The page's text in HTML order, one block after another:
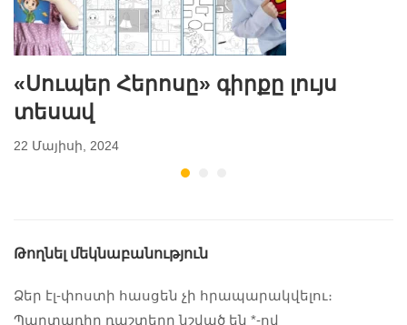
«Սուպեր Հերոսը» գիրքը լույս
տեսավ
22 Մայիսի, 2024
Թողնել մեկնաբանություն
Ձեր էլ-փոստի հասցեն չի հրապարակվելու։
Պարտադիր դաշտերը նշված են *-ով